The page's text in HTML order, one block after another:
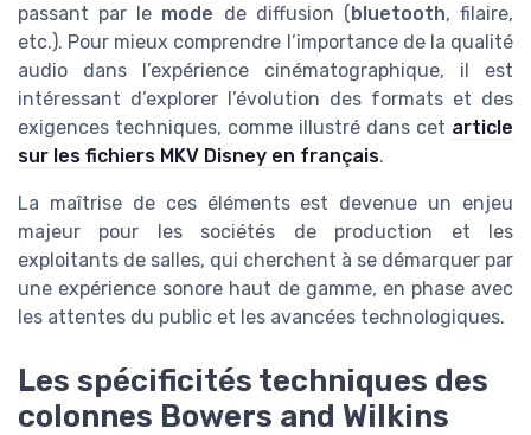
passant par le mode de diffusion (bluetooth, filaire,
etc.). Pour mieux comprendre l’importance de la qualité
audio dans l’expérience cinématographique, il est
intéressant d’explorer l’évolution des formats et des
exigences techniques, comme illustré dans cet article
sur les fichiers MKV Disney en français.
La maîtrise de ces éléments est devenue un enjeu
majeur pour les sociétés de production et les
exploitants de salles, qui cherchent à se démarquer par
une expérience sonore haut de gamme, en phase avec
les attentes du public et les avancées technologiques.
Les spécificités techniques des
colonnes Bowers and Wilkins